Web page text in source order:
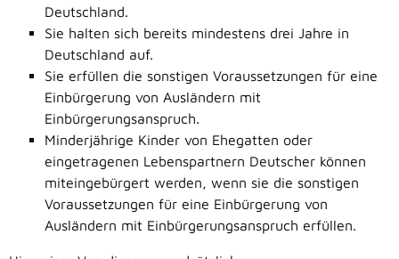
Deutschland.
Sie halten sich bereits mindestens drei Jahre in
Deutschland auf.
Sie erfüllen die sonstigen Voraussetzungen für eine
Einbürgerung von Ausländern mit
Einbürgerungsanspruch.
Minderjährige Kinder von Ehegatten oder
eingetragenen Lebenspartnern Deutscher können
miteingebürgert werden, wenn sie die sonstigen
Voraussetzungen für eine Einbürgerung von
Ausländern mit Einbürgerungsanspruch erfüllen.